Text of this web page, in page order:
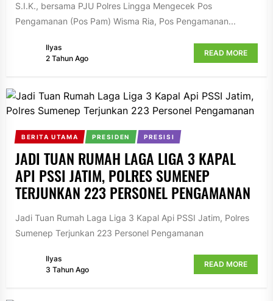
S.I.K., bersama PJU Polres Lingga Mengecek Pos
Pengamanan (Pos Pam) Wisma Ria, Pos Pengamanan...
Ilyas
2 Tahun Ago
READ MORE
BERITA UTAMA PRESIDEN PRESISI
JADI TUAN RUMAH LAGA LIGA 3 KAPAL
API PSSI JATIM, POLRES SUMENEP
TERJUNKAN 223 PERSONEL PENGAMANAN
Jadi Tuan Rumah Laga Liga 3 Kapal Api PSSI Jatim, Polres
Sumenep Terjunkan 223 Personel Pengamanan
Ilyas
3 Tahun Ago
READ MORE